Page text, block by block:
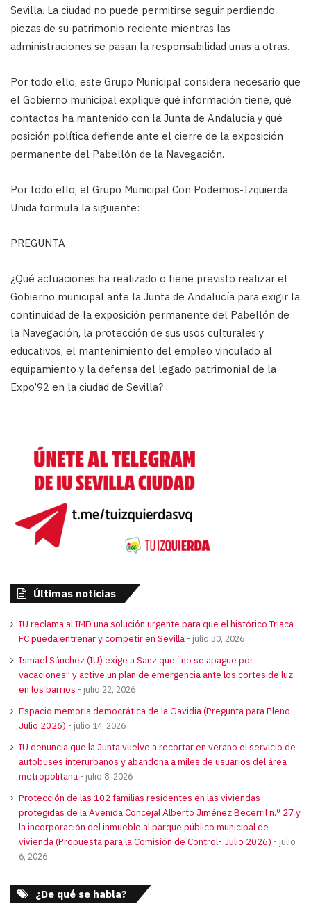
Sevilla. La ciudad no puede permitirse seguir perdiendo
piezas de su patrimonio reciente mientras las
administraciones se pasan la responsabilidad unas a otras.
Por todo ello, este Grupo Municipal considera necesario que
el Gobierno municipal explique qué información tiene, qué
contactos ha mantenido con la Junta de Andalucía y qué
posición política defiende ante el cierre de la exposición
permanente del Pabellón de la Navegación.
Por todo ello, el Grupo Municipal Con Podemos-Izquierda
Unida formula la siguiente:
PREGUNTA
¿Qué actuaciones ha realizado o tiene previsto realizar el
Gobierno municipal ante la Junta de Andalucía para exigir la
continuidad de la exposición permanente del Pabellón de
la Navegación, la protección de sus usos culturales y
educativos, el mantenimiento del empleo vinculado al
equipamiento y la defensa del legado patrimonial de la
Expo’92 en la ciudad de Sevilla?
Últimas noticias
IU reclama al IMD una solución urgente para que el histórico Triaca
FC pueda entrenar y competir en Sevilla
julio 30, 2026
Ismael Sánchez (IU) exige a Sanz que “no se apague por
vacaciones” y active un plan de emergencia ante los cortes de luz
en los barrios
julio 22, 2026
Espacio memoria democrática de la Gavidia (Pregunta para Pleno-
Julio 2026)
julio 14, 2026
IU denuncia que la Junta vuelve a recortar en verano el servicio de
autobuses interurbanos y abandona a miles de usuarios del área
metropolitana
julio 8, 2026
Protección de las 102 familias residentes en las viviendas
protegidas de la Avenida Concejal Alberto Jiménez Becerril n.º 27 y
la incorporación del inmueble al parque público municipal de
vivienda (Propuesta para la Comisión de Control- Julio 2026)
julio
6, 2026
¿De qué se habla?